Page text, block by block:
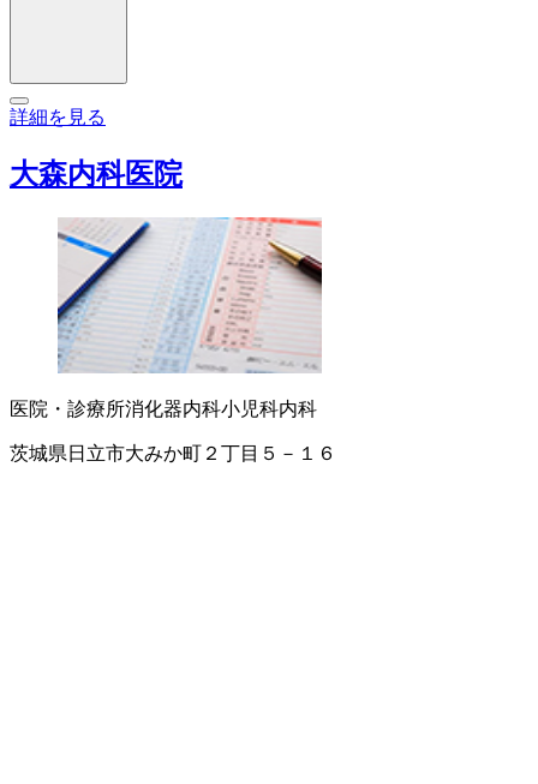
詳細を見る
大森内科医院
医院・診療所消化器内科小児科内科
茨城県日立市大みか町２丁目５－１６